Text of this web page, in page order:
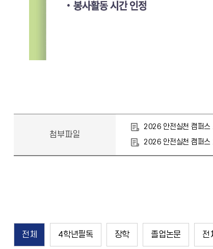
첨부파일
2026 안전실천 캠퍼스
2026 안전실천 캠퍼스
전체 4학년필독 장학 졸업논문 전